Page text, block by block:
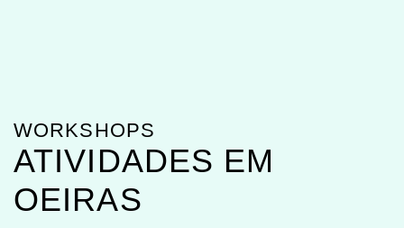
WORKSHOPS
ATIVIDADES EM
OEIRAS